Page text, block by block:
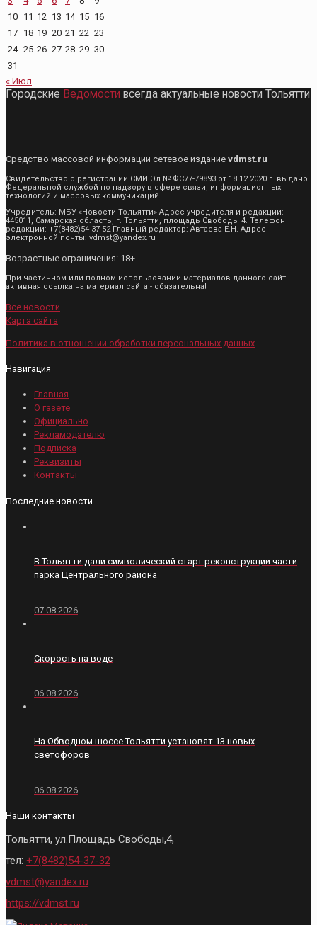
10 11 12 13 14 15 16
17 18 19 20 21 22 23
24 25 26 27 28 29 30
31
« Июл
Городские Ведомости всегда актуальные новости Тольятти
Средство массовой информации сетевое издание vdmst.ru
Свидетельство о регистрации СМИ Эл № ФС77-79893 от 18.12.2020 г. выдано
Федеральной службой по надзору в сфере связи, информационных
технологий и массовых коммуникаций.
Учредитель: МБУ «Новости Тольятти» Адрес учредителя и редакции:
445011, Самарская область, г. Тольятти, площадь Свободы 4. Телефон
редакции: +7(8482)54-37-52 Главный редактор: Автаева Е.Н. Адрес
электронной почты: vdmst@yandex.ru
Возрастные ограничения: 18+
При частичном или полном использовании материалов данного сайт
активная ссылка на материал сайта - обязательна!
Все новости
Карта сайта
Политика в отношении обработки персональных данных
Навигация
Главная
О газете
Официально
Рекламодателю
Подписка
Реквизиты
Контакты
Последние новости
В Тольятти дали символический старт реконструкции части
парка Центрального района
07.08.2026
Скорость на воде
06.08.2026
На Обводном шоссе Тольятти установят 13 новых
светофоров
06.08.2026
Наши контакты
Тольятти, ул.Площадь Свободы,4,
тел: +7(8482)54-37-32
vdmst@yandex.ru
https://vdmst.ru